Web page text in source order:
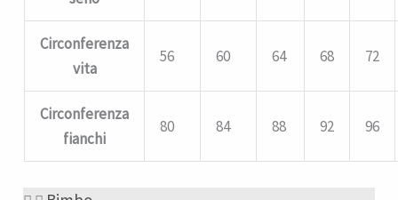
Circonferenza
vita
56 60 64 68 72
Circonferenza
fianchi
80 84 88 92 96